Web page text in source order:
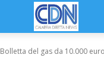
Bolletta del gas da 10.000